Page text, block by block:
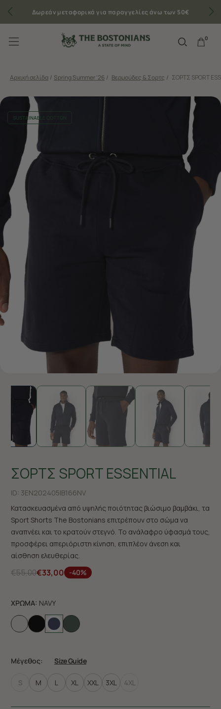
Δωρεάν μεταφορικά για παραγγελίες άνω των 50€
0
Αρχική σελίδα / Spring Summer '26 / Βερμούδες & Σορτς / ΣΟΡΤΣ SPORT
SUSTAINABLE COTTON
ΣΟΡΤΣ SPORT ESSENTIAL
ID: 3EN202405|B166NV
Κατασκευασμένα από υψηλής ποιότητας βιώσιμο βαμβάκι, τα
Sport Shorts The Bostonians επιτρέπουν στο σώμα να
αναπνέει και το κρατούν στεγνό. Το ανάλαφρο ύφασμά τους,
προσφέρει απεριόριστη κίνηση, επιπλέον άνεση και
αίσθηση ελευθερίας.
€55,00€33,00 -40%
ΧΡΩΜΑ: NAVY
Μέγεθος: Size Guide
S M L XL XXL 3XL 4XL